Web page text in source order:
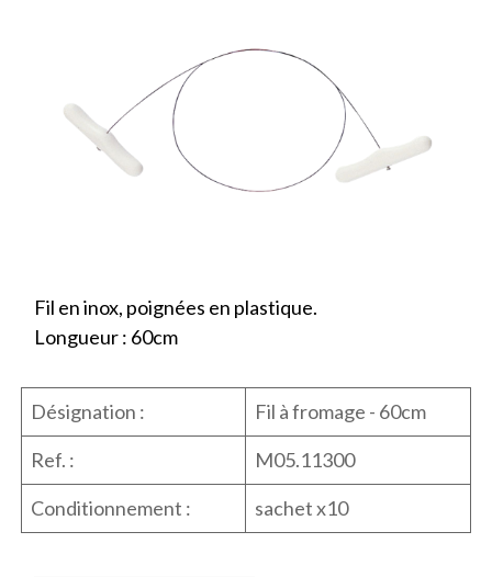
Fil en inox, poignées en plastique.
Longueur : 60cm
Désignation :
Fil à fromage - 60cm
Ref. :
M05.11300
Conditionnement :
sachet x10